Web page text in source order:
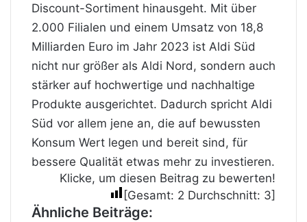
Discount-Sortiment hinausgeht. Mit über
2.000 Filialen und einem Umsatz von 18,8
Milliarden Euro im Jahr 2023 ist Aldi Süd
nicht nur größer als Aldi Nord, sondern auch
stärker auf hochwertige und nachhaltige
Produkte ausgerichtet. Dadurch spricht Aldi
Süd vor allem jene an, die auf bewussten
Konsum Wert legen und bereit sind, für
bessere Qualität etwas mehr zu investieren.
Klicke, um diesen Beitrag zu bewerten!
[Gesamt: 2 Durchschnitt: 3]
Ähnliche Beiträge: